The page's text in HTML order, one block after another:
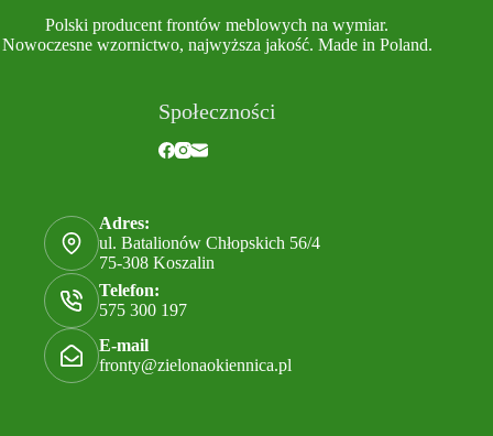
Polski producent frontów meblowych na wymiar.
Nowoczesne wzornictwo, najwyższa jakość. Made in Poland.
Społeczności
Adres:
ul. Batalionów Chłopskich 56/4
75-308 Koszalin
Telefon:
575 300 197
E-mail
fronty@zielonaokiennica.pl